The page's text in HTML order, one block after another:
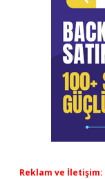
Reklam ve İletişim: